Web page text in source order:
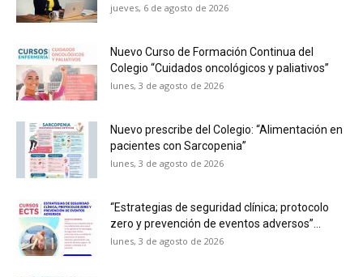
jueves, 6 de agosto de 2026
Nuevo Curso de Formación Continua del
Colegio “Cuidados oncológicos y paliativos”
lunes, 3 de agosto de 2026
Nuevo prescribe del Colegio: “Alimentación en
pacientes con Sarcopenia”
lunes, 3 de agosto de 2026
“Estrategias de seguridad clínica; protocolo
zero y prevención de eventos adversos”...
lunes, 3 de agosto de 2026